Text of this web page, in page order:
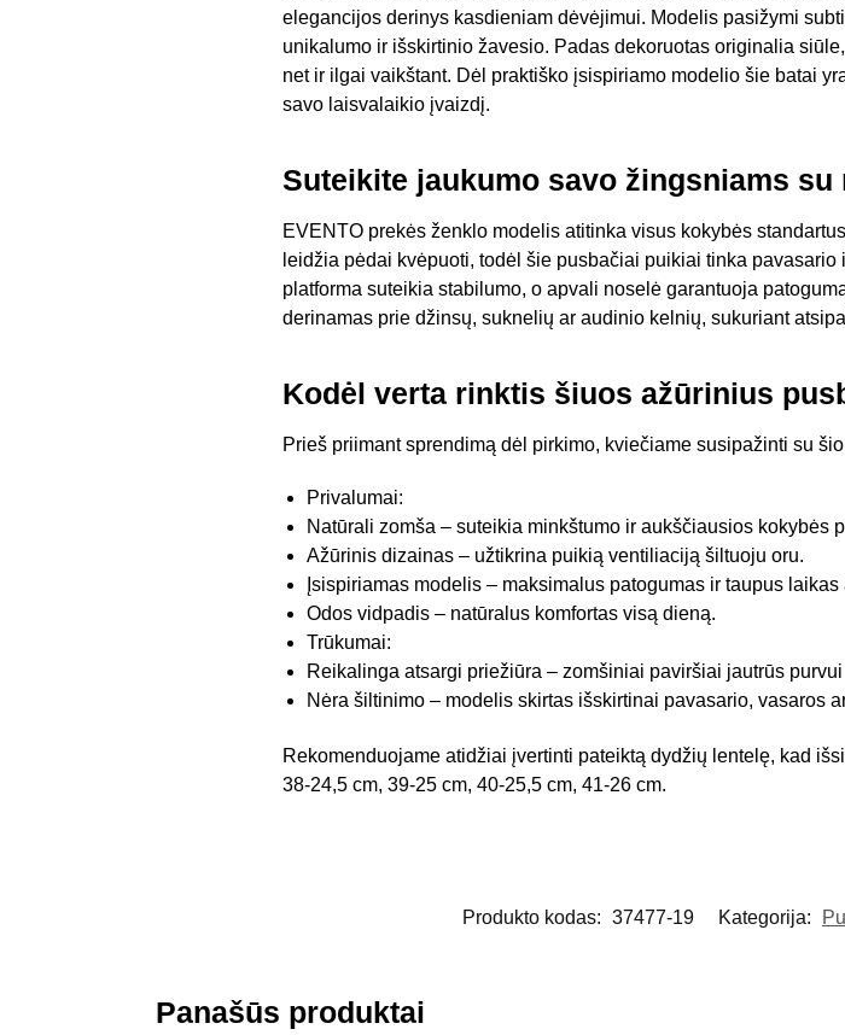
elegancijos derinys kasdieniam dėvėjimui. Modelis pasižymi
unikalumo ir išskirtinio žavesio. Padas dekoruotas originalia
net ir ilgai vaikštant. Dėl praktiško įsispiriamo modelio šie batai
savo laisvalaikio įvaizdį.
Suteikite jaukumo savo žingsniams
EVENTO prekės ženklo modelis atitinka visus kokybės
leidžia pėdai kvėpuoti, todėl šie pusbačiai puikiai tinka
platforma suteikia stabilumo, o apvali noselė garantuoja
derinamas prie džinsų, suknelių ar audinio kelnių, sukuriant
Kodėl verta rinktis šiuos ažūrinius
Prieš priimant sprendimą dėl pirkimo, kviečiame susipažinti su
Privalumai:
Natūrali zomša – suteikia minkštumo ir aukščiausios kokybės
Ažūrinis dizainas – užtikrina puikią ventiliaciją šiltuoju oru.
Įsispiriamas modelis – maksimalus patogumas ir taupus laikas
Odos vidpadis – natūralus komfortas visą dieną.
Trūkumai:
Reikalinga atsargi priežiūra – zomšiniai paviršiai jautrūs
Nėra šiltinimo – modelis skirtas išskirtinai pavasario, vasaros
Rekomenduojame atidžiai įvertinti pateiktą dydžių lentelę, kad
38-24,5 cm, 39-25 cm, 40-25,5 cm, 41-26 cm.
Produkto kodas: 37477-19 Kategorija:
Panašūs produktai